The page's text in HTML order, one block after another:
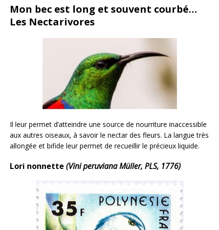
Mon bec est long et souvent courbé…
Les Nectarivores
Il leur permet d’atteindre une source de nourriture inaccessible
aux autres oiseaux, à savoir le nectar des fleurs. La langue très
allongée et bifide leur permet de recueillir le précieux liquide.
Lori nonnette (Vini peruviana Müller, PLS, 1776)